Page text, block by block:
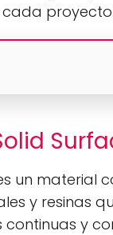
proyecto.
un material
y resinas
continuas y